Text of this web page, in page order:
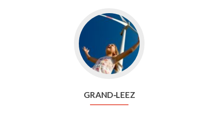
Aller
vers
Grand⁃Leez
GRAND⁃LEEZ